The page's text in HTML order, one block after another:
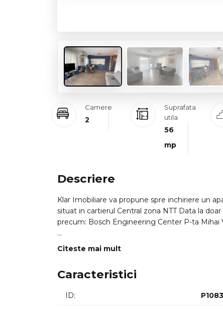
Camere
2
Suprafata
utila
56
mp
Descriere
Klar Imobiliare va propune spre inchiriere un
situat in cartierul Central zona NTT Data la
precum: Bosch Engineering Center P-ta Mihai
Acesta este disponibil intr-un imobil construit
Se inchiriaza mobilat si utilat complet dispune
Dispune de 1 loc de parcare subteran.
Citeste mai mult
Caracteristici
ID: